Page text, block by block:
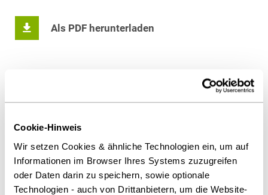
Cookie-Hinweis
Wir setzen Cookies & ähnliche Technologien ein, um auf
Informationen im Browser Ihres Systems zuzugreifen
oder Daten darin zu speichern, sowie optionale
Technologien - auch von Drittanbietern, um die Website-
Als PDF herunterladen
Ansprechpartner